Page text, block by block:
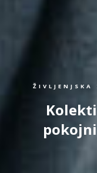
ŽIVLJENJSKA